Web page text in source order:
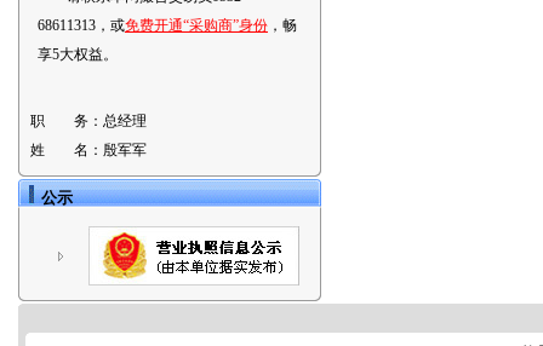
68611313，或免费开通“采购商”身份 ，畅
享5大权益。
职 务： 总经理
姓 名： 殷军军
公示